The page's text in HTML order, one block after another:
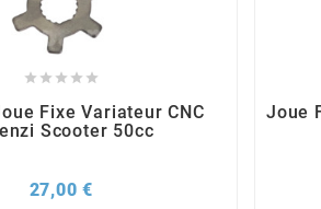
    
Fixe Variateur CNC
Scooter 50cc
27,00 €
Joue